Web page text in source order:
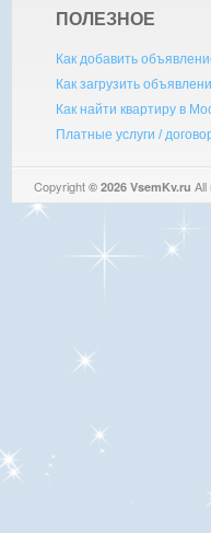
ПОЛЕЗНОЕ
Как добавить
Как загрузить
Как найти квартиру в
Платные услуги /
Copyright © 2026 VsemKv.ru